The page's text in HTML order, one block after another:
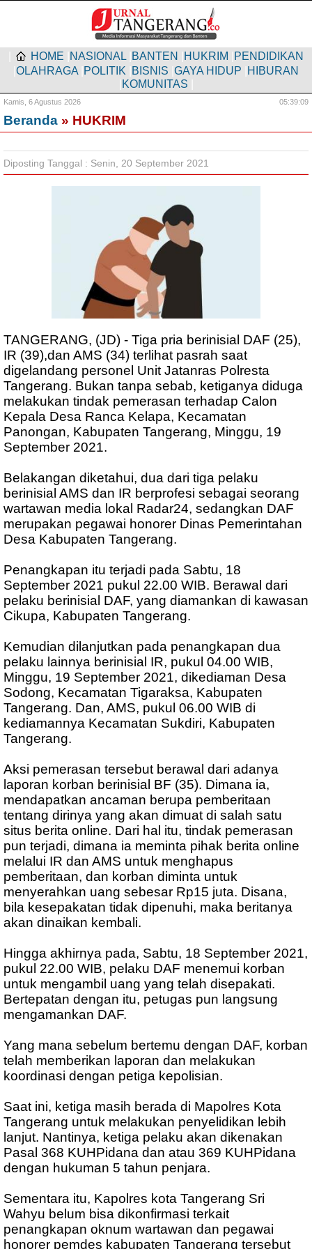
HOME NASIONAL BANTEN HUKRIM PENDIDIKAN
OLAHRAGA POLITIK BISNIS GAYA HIDUP HIBURAN
KOMUNITAS
Kamis, 6 Agustus 2026 05:39:10
Beranda » HUKRIM
Diposting Tanggal : Senin, 20 September 2021
TANGERANG, (JD) - Tiga pria berinisial DAF (25),
IR (39),dan AMS (34) terlihat pasrah saat
digelandang personel Unit Jatanras Polresta
Tangerang. Bukan tanpa sebab, ketiganya diduga
melakukan tindak pemerasan terhadap Calon
Kepala Desa Ranca Kelapa, Kecamatan
Panongan, Kabupaten Tangerang, Minggu, 19
September 2021.
Belakangan diketahui, dua dari tiga pelaku
berinisial AMS dan IR berprofesi sebagai seorang
wartawan media lokal Radar24, sedangkan DAF
merupakan pegawai honorer Dinas Pemerintahan
Desa Kabupaten Tangerang.
Penangkapan itu terjadi pada Sabtu, 18
September 2021 pukul 22.00 WIB. Berawal dari
pelaku berinisial DAF, yang diamankan di kawasan
Cikupa, Kabupaten Tangerang.
Kemudian dilanjutkan pada penangkapan dua
pelaku lainnya berinisial IR, pukul 04.00 WIB,
Minggu, 19 September 2021, dikediaman Desa
Sodong, Kecamatan Tigaraksa, Kabupaten
Tangerang. Dan, AMS, pukul 06.00 WIB di
kediamannya Kecamatan Sukdiri, Kabupaten
Tangerang.
Aksi pemerasan tersebut berawal dari adanya
laporan korban berinisial BF (35). Dimana ia,
mendapatkan ancaman berupa pemberitaan
tentang dirinya yang akan dimuat di salah satu
situs berita online. Dari hal itu, tindak pemerasan
pun terjadi, dimana ia meminta pihak berita online
melalui IR dan AMS untuk menghapus
pemberitaan, dan korban diminta untuk
menyerahkan uang sebesar Rp15 juta. Disana,
bila kesepakatan tidak dipenuhi, maka beritanya
akan dinaikan kembali.
Hingga akhirnya pada, Sabtu, 18 September 2021,
pukul 22.00 WIB, pelaku DAF menemui korban
untuk mengambil uang yang telah disepakati.
Bertepatan dengan itu, petugas pun langsung
mengamankan DAF.
Yang mana sebelum bertemu dengan DAF, korban
telah memberikan laporan dan melakukan
koordinasi dengan petiga kepolisian.
Saat ini, ketiga masih berada di Mapolres Kota
Tangerang untuk melakukan penyelidikan lebih
lanjut. Nantinya, ketiga pelaku akan dikenakan
Pasal 368 KUHPidana dan atau 369 KUHPidana
dengan hukuman 5 tahun penjara.
Sementara itu, Kapolres kota Tangerang Sri
Wahyu belum bisa dikonfirmasi terkait
penangkapan oknum wartawan dan pegawai
honorer pemdes kabupaten Tangerang tersebut